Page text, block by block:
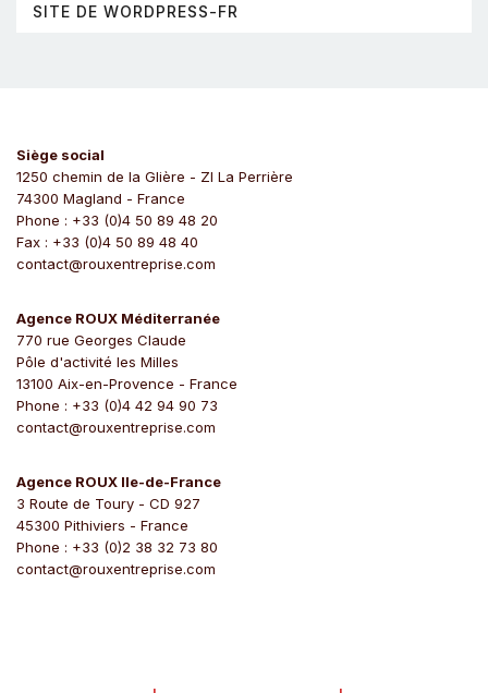
SITE DE WORDPRESS-FR
Siège social
1250 chemin de la Glière - ZI La Perrière
74300 Magland - France
Phone : +33 (0)4 50 89 48 20
Fax : +33 (0)4 50 89 48 40
contact@rouxentreprise.com
Agence ROUX Méditerranée
770 rue Georges Claude
Pôle d'activité les Milles
13100 Aix-en-Provence - France
Phone : +33 (0)4 42 94 90 73
contact@rouxentreprise.com
Agence ROUX Ile-de-France
3 Route de Toury - CD 927
45300 Pithiviers - France
Phone : +33 (0)2 38 32 73 80
contact@rouxentreprise.com